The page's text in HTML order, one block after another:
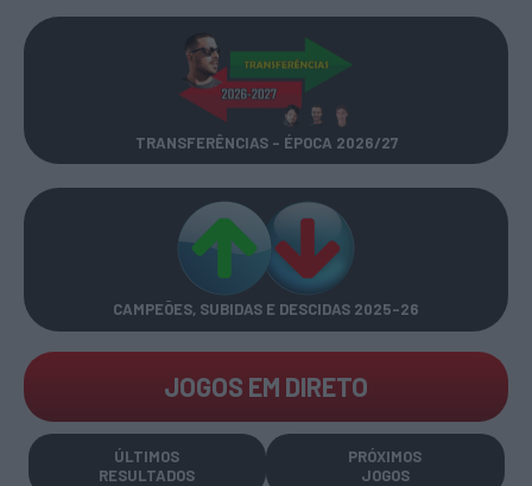
TRANSFERÊNCIAS - ÉPOCA 2026/27
CAMPEÕES, SUBIDAS E DESCIDAS 2025-26
JOGOS EM DIRETO
ÚLTIMOS
RESULTADOS
PRÓXIMOS
JOGOS